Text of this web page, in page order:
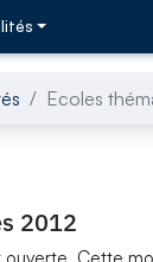
Ecoles
2012